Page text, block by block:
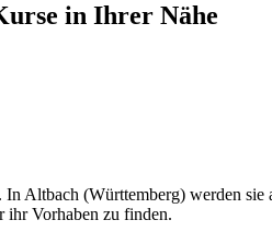
in Ihrer Nähe
Altbach (Württemberg) werden sie
ihr Vorhaben zu finden.